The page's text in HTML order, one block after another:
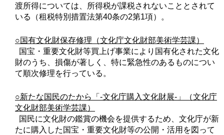
渡所得については、所得税が課税されないこととされて
いる（租税特別措置法第40条の2第1項）。
○国有文化財保存修理（文化庁文化財部美術学芸課）
国宝・重要文化財等買上げ事業により国有化された文化
財のうち、損傷が著しく、特に緊急性のあるものについ
て順次修理を行っている。
○新たな国民のたから「‐文化庁購入文化財展‐」（文化庁
文化財部美術学芸課）
国民に文化財の鑑賞の機会を提供するため、文化庁が新
たに購入した国宝・重要文化財等の公開・活用を図って